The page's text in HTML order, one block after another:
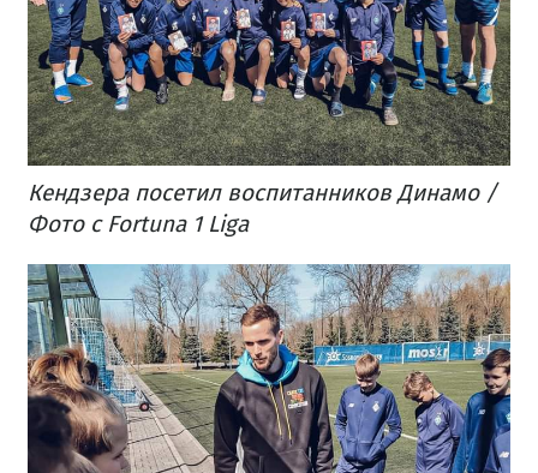
Кендзера посетил воспитанников Динамо /
Фото с Fortuna 1 Liga